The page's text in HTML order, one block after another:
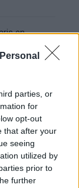
parties, or
for
opt-out
that after your
seeing
utilized by
prior to
further
en